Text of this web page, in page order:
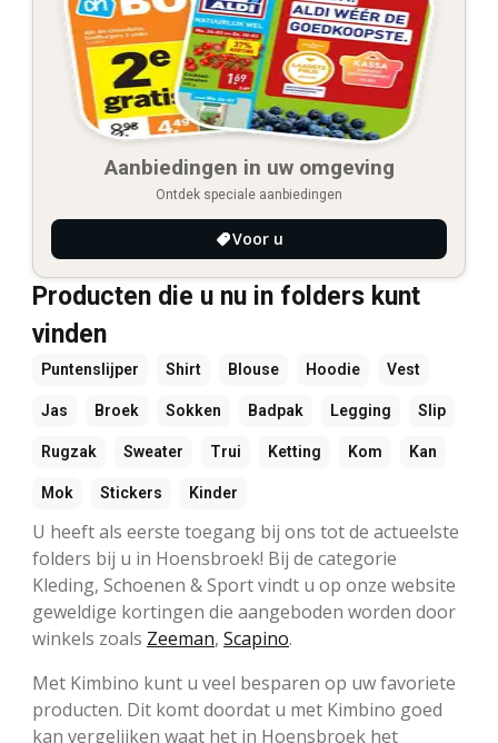
Aanbiedingen in uw omgeving
Ontdek speciale aanbiedingen
Voor u
Producten die u nu in folders kunt
vinden
Puntenslijper Shirt Blouse Hoodie Vest
Jas Broek Sokken Badpak Legging Slip
Rugzak Sweater Trui Ketting Kom Kan
Mok Stickers Kinder
U heeft als eerste toegang bij ons tot de actueelste
folders bij u in Hoensbroek! Bij de categorie
Kleding, Schoenen & Sport vindt u op onze website
geweldige kortingen die aangeboden worden door
winkels zoals Zeeman, Scapino.
Met Kimbino kunt u veel besparen op uw favoriete
producten. Dit komt doordat u met Kimbino goed
kan vergelijken waat het in Hoensbroek het